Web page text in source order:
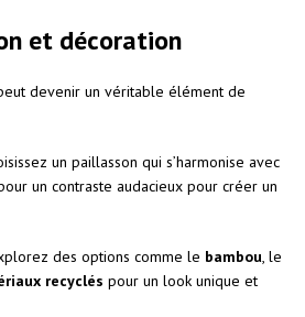
et décoration
devenir un véritable élément de
un paillasson qui s’harmonise avec
un contraste audacieux pour créer un
des options comme le bambou , le
recyclés pour un look unique et